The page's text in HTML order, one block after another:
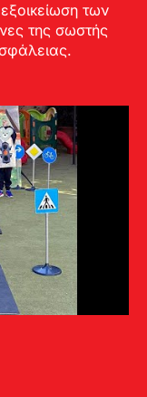
των
της σωστής